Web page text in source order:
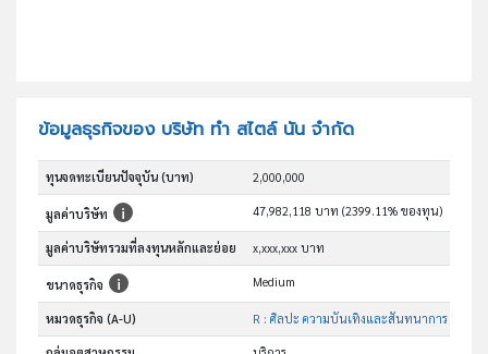
ข้อมูลธุรกิจของ บริษัท ทำ สไตล์ นัน จำกัด
ทุนจดทะเบียนปัจจุบัน (บาท) 2,000,000
มูลค่าบริษัท 47,982,118 บาท (2399.11% ของทุน)
มูลค่าบริษัทรวมที่ลงทุนหลักและย่อย x,xxx,xxx บาท
ขนาดธุรกิจ Medium
หมวดธุรกิจ (A-U) R : ศิลปะ ความบันเทิงและสันทนาการ